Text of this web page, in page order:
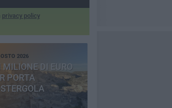
privacy policy
2026
MILIONE DI EURO
PORTA